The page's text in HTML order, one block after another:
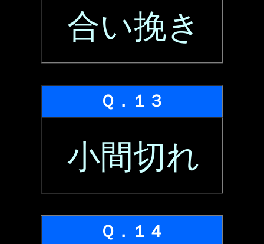
合い挽き
Ｑ．１３
小間切れ
Ｑ．１４